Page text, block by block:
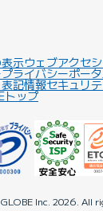
示ウェブアクセ
プライバシーポー
記情報セキュリ
トップ
Inc. 2026. All